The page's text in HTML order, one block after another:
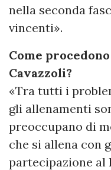
nella seconda
vincenti».
Come
Cavazzoli?
«Tra tutti i
gli allenamenti
preoccupano di
che si allena con
partecipazione al